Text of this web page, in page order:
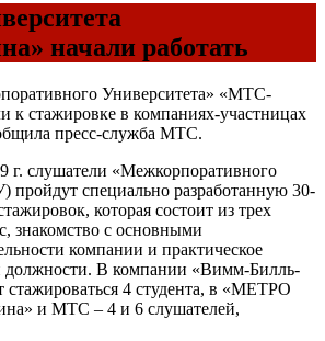
начали работать
Университета» «МТС-
к стажировке в компаниях-участницах
пресс-служба МТС.
г. слушатели «Межкорпоративного
пройдут специально разработанную 30-
которая состоит из трех
знакомство с основными
компании и практическое
должности. В компании «Вимм-Билль-
стажироваться 4 студента, в «МЕТРО
и МТС – 4 и 6 слушателей,